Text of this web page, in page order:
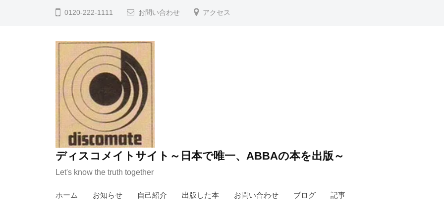
0120-222-1111 お問い合わせ アクセス
ディスコメイトサイト～日本で唯一、ABBAの本を出版～
Let's know the truth together
ホーム お知らせ 自己紹介 出版した本 お問い合わせ ブログ 記事